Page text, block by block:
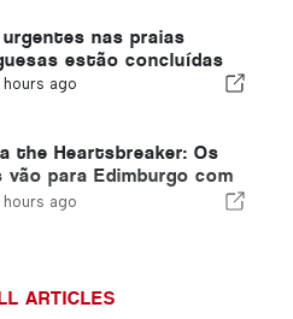
nas praias
estão concluídas
hours ago
the Heartsbreaker: Os
vão para Edimburgo com
na próxima fase
hours ago
ARTICLES